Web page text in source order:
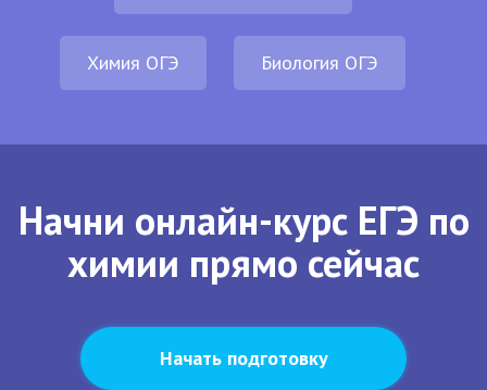
Химия ОГЭ Биология ОГЭ
Начни онлайн-курс ЕГЭ по
химии прямо сейчас
Начать подготовку